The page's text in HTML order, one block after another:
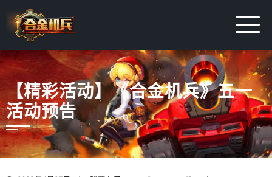
【精彩活动】《合金机兵》五一
活动预告